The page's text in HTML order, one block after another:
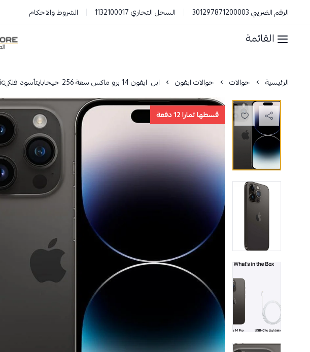
الرقم الضريبي 301297871200003 السجل التجاري 1132100017 الشروط والاحكام
القائمة
الرئيسية جوالات جوالات ايفون ابل‎‎ ‎‎ ايفون 14 برو ماكس‎‎ ‎سعة 256 جيجابايت‎‎أسود فلكي‎‎5‎G‎‎Apple A16‎ Bionic‎ مجدد
قسطها تمارا 12 دفعة